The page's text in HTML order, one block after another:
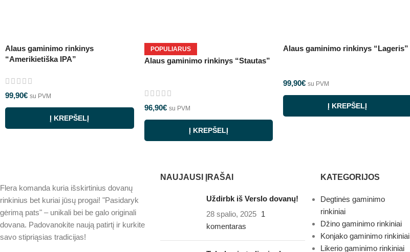
Alaus gaminimo rinkinys
“Amerikietiška IPA”
99,90€ su PVM
Į KREPŠELĮ
POPULIARUS
Alaus gaminimo rinkinys “Stautas”
96,90€ su PVM
Į KREPŠELĮ
Alaus gaminimo rinkinys “Lageris”
99,90€ su PVM
Į KREPŠELĮ
Flera komanda kuria išskirtinius dovanų
rinkinius bet kuriai jūsų progai! "Pasidaryk
gėrimą pats" – unikali bei be galo originali
dovana. Padovanokite naują patirtį ir kurkite
savo stipriąsias tradicijas!
NAUJAUSI ĮRAŠAI
Uždirbk iš Verslo dovanų!
28 spalio, 2025 1
komentaras
KATEGORIJOS
Degtinės gaminimo
rinkiniai
Džino gaminimo rinkiniai
Konjako gaminimo rinkiniai
Likerio gaminimo rinkiniai